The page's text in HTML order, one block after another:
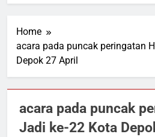
Home
acara pada puncak peringatan
Depok 27 April
acara pada puncak
Jadi ke-22 Kota
HIBURAN
KESEHATAN